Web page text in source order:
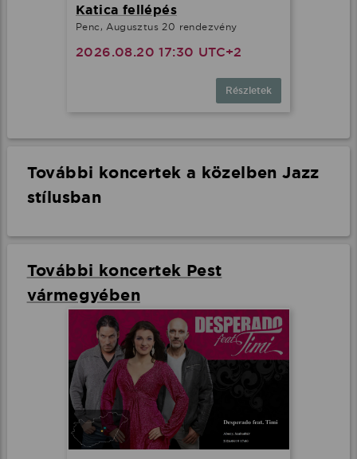
Katica fellépés
Penc, Augusztus 20 rendezvény
2026.08.20 17:30 UTC+2
Részletek
További koncertek a közelben Jazz
stílusban
További koncertek Pest
vármegyében